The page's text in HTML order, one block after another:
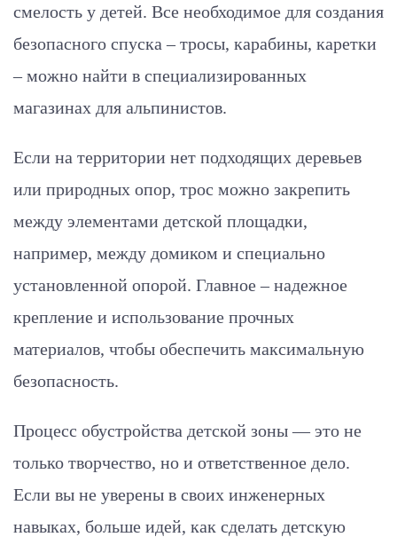
смелость у детей. Все необходимое для создания
безопасного спуска – тросы, карабины, каретки
– можно найти в специализированных
магазинах для альпинистов.
Если на территории нет подходящих деревьев
или природных опор, трос можно закрепить
между элементами детской площадки,
например, между домиком и специально
установленной опорой. Главное – надежное
крепление и использование прочных
материалов, чтобы обеспечить максимальную
безопасность.
Процесс обустройства детской зоны — это не
только творчество, но и ответственное дело.
Если вы не уверены в своих инженерных
навыках, больше идей, как сделать детскую